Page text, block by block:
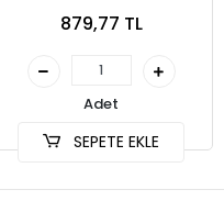
879,77 TL
Adet
SEPETE EKLE